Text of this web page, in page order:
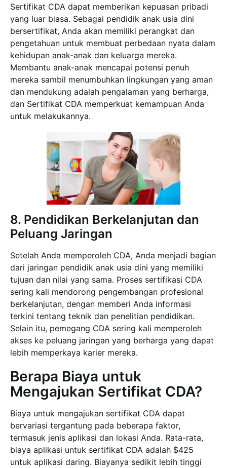
Sertifikat CDA dapat memberikan kepuasan pribadi
yang luar biasa. Sebagai pendidik anak usia dini
bersertifikat, Anda akan memiliki perangkat dan
pengetahuan untuk membuat perbedaan nyata dalam
kehidupan anak-anak dan keluarga mereka.
Membantu anak-anak mencapai potensi penuh
mereka sambil menumbuhkan lingkungan yang aman
dan mendukung adalah pengalaman yang berharga,
dan Sertifikat CDA memperkuat kemampuan Anda
untuk melakukannya.
8. Pendidikan Berkelanjutan dan
Peluang Jaringan
Setelah Anda memperoleh CDA, Anda menjadi bagian
dari jaringan pendidik anak usia dini yang memiliki
tujuan dan nilai yang sama. Proses sertifikasi CDA
sering kali mendorong pengembangan profesional
berkelanjutan, dengan memberi Anda informasi
terkini tentang teknik dan penelitian pendidikan.
Selain itu, pemegang CDA sering kali memperoleh
akses ke peluang jaringan yang berharga yang dapat
lebih memperkaya karier mereka.
Berapa Biaya untuk
Mengajukan Sertifikat CDA?
Biaya untuk mengajukan sertifikat CDA dapat
bervariasi tergantung pada beberapa faktor,
termasuk jenis aplikasi dan lokasi Anda. Rata-rata,
biaya aplikasi untuk sertifikat CDA adalah $425
untuk aplikasi daring. Biayanya sedikit lebih tinggi